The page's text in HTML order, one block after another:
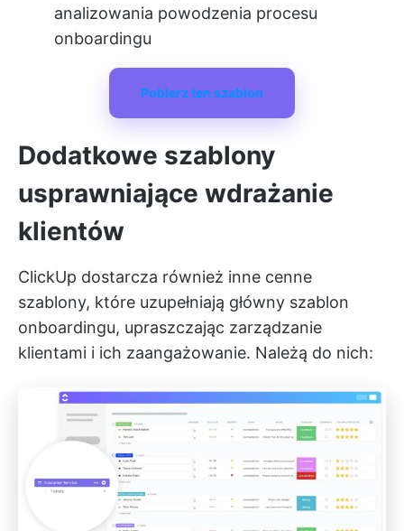
analizowania powodzenia procesu
onboardingu
Pobierz ten szablon
Dodatkowe szablony
usprawniające wdrażanie
klientów
ClickUp dostarcza również inne cenne
szablony, które uzupełniają główny szablon
onboardingu, upraszczając zarządzanie
klientami i ich zaangażowanie. Należą do nich: